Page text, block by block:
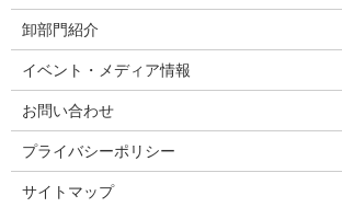
卸部門紹介
イベント・メディア情報
お問い合わせ
プライバシーポリシー
サイトマップ